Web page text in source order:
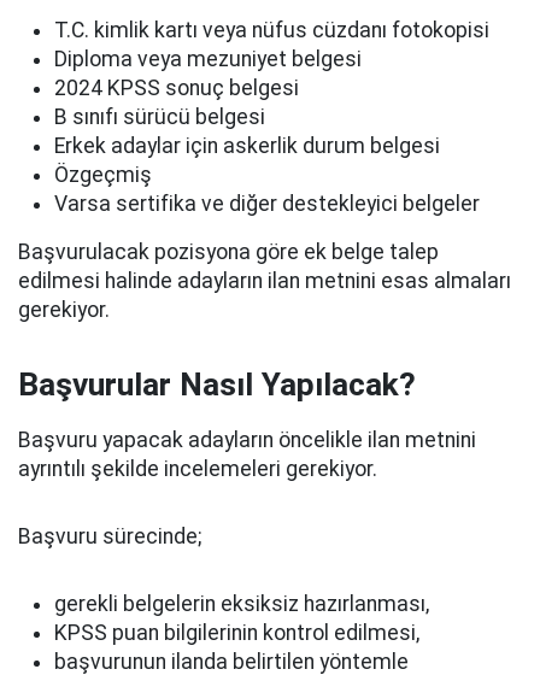
T.C. kimlik kartı veya nüfus cüzdanı fotokopisi
Diploma veya mezuniyet belgesi
2024 KPSS sonuç belgesi
B sınıfı sürücü belgesi
Erkek adaylar için askerlik durum belgesi
Özgeçmiş
Varsa sertifika ve diğer destekleyici belgeler
Başvurulacak pozisyona göre ek belge talep
edilmesi halinde adayların ilan metnini esas almaları
gerekiyor.
Başvurular Nasıl Yapılacak?
Başvuru yapacak adayların öncelikle ilan metnini
ayrıntılı şekilde incelemeleri gerekiyor.
Başvuru sürecinde;
gerekli belgelerin eksiksiz hazırlanması,
KPSS puan bilgilerinin kontrol edilmesi,
başvurunun ilanda belirtilen yöntemle